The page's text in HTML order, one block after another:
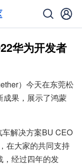
华为开发者
）今天在东莞松
成果，展示了鸿蒙
解决方案BU CEO
在大家的共同支持
，经过四年的发